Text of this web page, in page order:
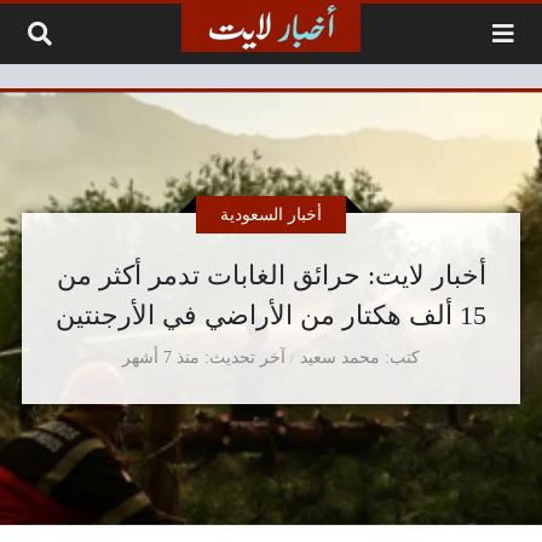
أخبار لايت: حرائق الغابات تدمر أكثر من
15 ألف هكتار من الأراضي في الأرجنتين
كتب محمد سعيد
أخبار السعودية
آخر تحديث منذ 7 أشهر